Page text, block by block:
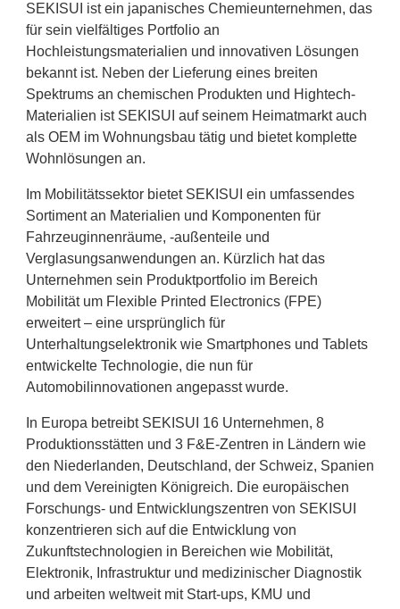
SEKISUI ist ein japanisches Chemieunternehmen, das
für sein vielfältiges Portfolio an
Hochleistungsmaterialien und innovativen Lösungen
bekannt ist. Neben der Lieferung eines breiten
Spektrums an chemischen Produkten und Hightech-
Materialien ist SEKISUI auf seinem Heimatmarkt auch
als OEM im Wohnungsbau tätig und bietet komplette
Wohnlösungen an.
Im Mobilitätssektor bietet SEKISUI ein umfassendes
Sortiment an Materialien und Komponenten für
Fahrzeuginnenräume, -außenteile und
Verglasungsanwendungen an. Kürzlich hat das
Unternehmen sein Produktportfolio im Bereich
Mobilität um Flexible Printed Electronics (FPE)
erweitert – eine ursprünglich für
Unterhaltungselektronik wie Smartphones und Tablets
entwickelte Technologie, die nun für
Automobilinnovationen angepasst wurde.
In Europa betreibt SEKISUI 16 Unternehmen, 8
Produktionsstätten und 3 F&E-Zentren in Ländern wie
den Niederlanden, Deutschland, der Schweiz, Spanien
und dem Vereinigten Königreich. Die europäischen
Forschungs- und Entwicklungszentren von SEKISUI
konzentrieren sich auf die Entwicklung von
Zukunftstechnologien in Bereichen wie Mobilität,
Elektronik, Infrastruktur und medizinischer Diagnostik
und arbeiten weltweit mit Start-ups, KMU und